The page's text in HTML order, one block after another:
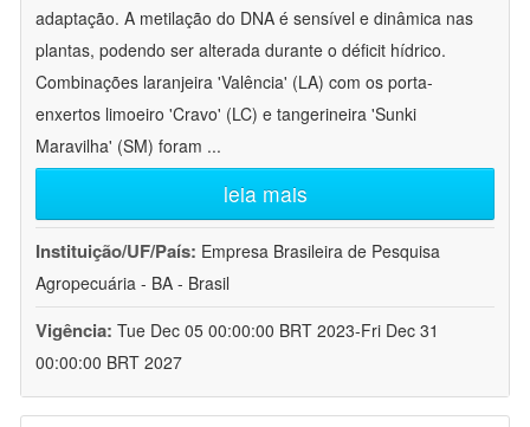
adaptação. A metilação do DNA é sensível e dinâmica nas
plantas, podendo ser alterada durante o déficit hídrico.
Combinações laranjeira 'Valência' (LA) com os porta-
enxertos limoeiro 'Cravo' (LC) e tangerineira 'Sunki
Maravilha' (SM) foram ...
leia mais
Instituição/UF/País: Empresa Brasileira de Pesquisa
Agropecuária - BA - Brasil
Vigência: Tue Dec 05 00:00:00 BRT 2023-Fri Dec 31
00:00:00 BRT 2027